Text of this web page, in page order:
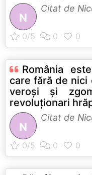
N
Citat de
România
care fără de
veroși și
revoluționari
N
Citat de